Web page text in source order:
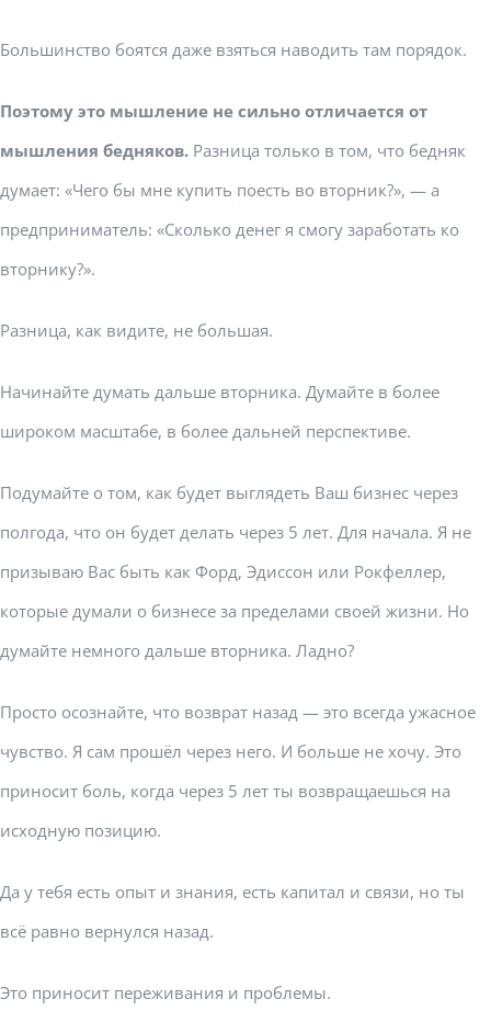
Большинство боятся даже взяться наводить там порядок.
Поэтому это мышление не сильно отличается от
мышления бедняков. Разница только в том, что бедняк
думает: «Чего бы мне купить поесть во вторник?», — а
предприниматель: «Сколько денег я смогу заработать ко
вторнику?».
Разница, как видите, не большая.
Начинайте думать дальше вторника. Думайте в более
широком масштабе, в более дальней перспективе.
Подумайте о том, как будет выглядеть Ваш бизнес через
полгода, что он будет делать через 5 лет. Для начала. Я не
призываю Вас быть как Форд, Эдиссон или Рокфеллер,
которые думали о бизнесе за пределами своей жизни. Но
думайте немного дальше вторника. Ладно?
Просто осознайте, что возврат назад — это всегда ужасное
чувство. Я сам прошёл через него. И больше не хочу. Это
приносит боль, когда через 5 лет ты возвращаешься на
исходную позицию.
Да у тебя есть опыт и знания, есть капитал и связи, но ты
всё равно вернулся назад.
Это приносит переживания и проблемы.